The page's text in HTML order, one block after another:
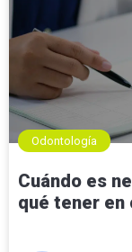
Odontología
Cuándo es
qué tener